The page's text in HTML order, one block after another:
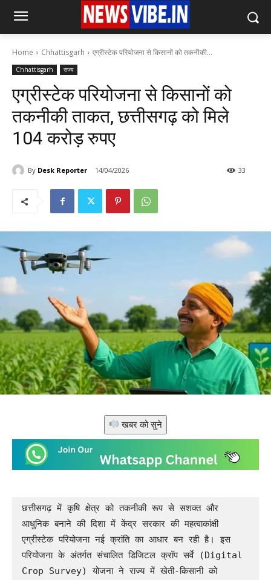
Home Chhattisgarh एग्रीस्टेक परियोजना से किसानों को तकनीकी...
Chhattisgarh राज्य
एग्रीस्टेक परियोजना से किसानों को
तकनीकी ताकत, छत्तीसगढ़ को मिले
104 करोड़ रुपए
By Desk Reporter 14/04/2026 33
खबर को सुने
छत्तीसगढ़ में कृषि क्षेत्र को तकनीकी रूप से सशक्त और
आधुनिक बनाने की दिशा में केंद्र सरकार की महत्वाकांक्षी
एग्रीस्टेक परियोजना नई क्रांति का आधार बन रही है। इस
परियोजना के अंतर्गत संचालित डिजिटल क्रॉप सर्वे (Digital
Crop Survey) योजना ने राज्य में खेती-किसानी को